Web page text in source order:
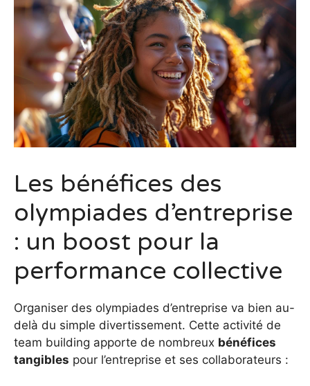
Les bénéfices des
olympiades d’entreprise
: un boost pour la
performance collective
Organiser des olympiades d’entreprise va bien au-
delà du simple divertissement. Cette activité de
team building apporte de nombreux bénéfices
tangibles pour l’entreprise et ses collaborateurs :